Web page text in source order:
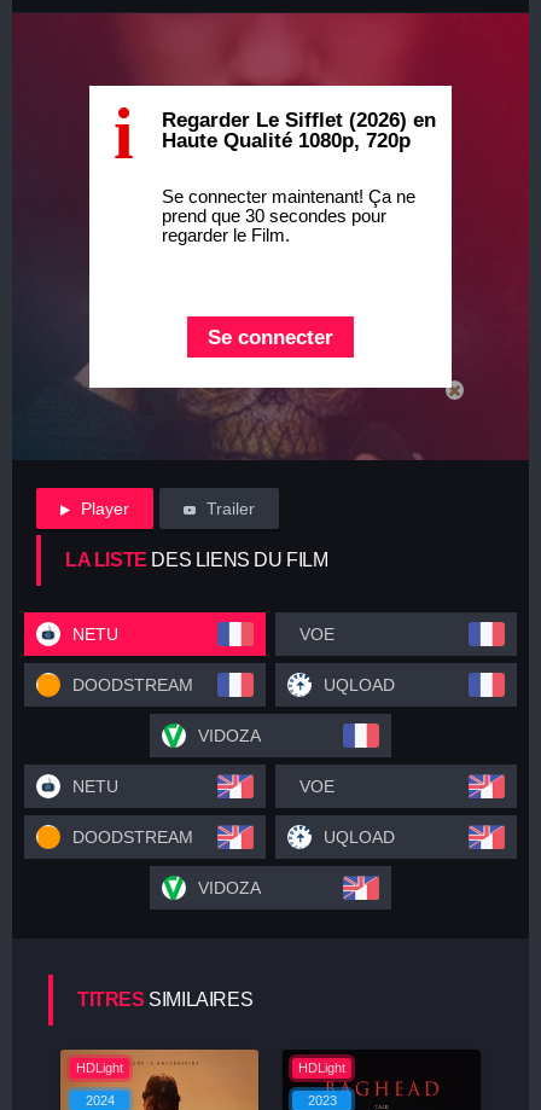
i
Regarder Le Sifflet (2026) en
Haute Qualité 1080p, 720p
Se connecter maintenant! Ça ne
prend que 30 secondes pour
regarder le Film.
Se connecter
Player Trailer
LA LISTE DES LIENS DU FILM
NETU VOE
DOODSTREAM UQLOAD
VIDOZA
NETU VOE
DOODSTREAM UQLOAD
VIDOZA
TITRES SIMILAIRES
HDLight
2024
HDLight
2023